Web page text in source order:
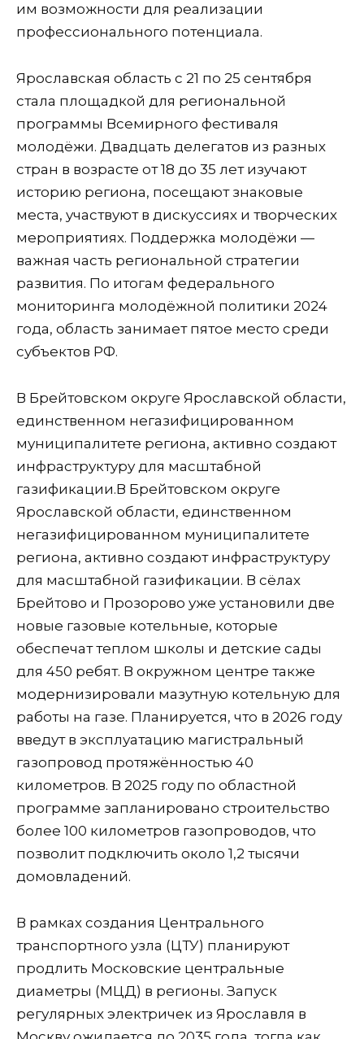
им возможности для реализации
профессионального потенциала.
Ярославская область с 21 по 25 сентября
стала площадкой для региональной
программы Всемирного фестиваля
молодёжи. Двадцать делегатов из разных
стран в возрасте от 18 до 35 лет изучают
историю региона, посещают знаковые
места, участвуют в дискуссиях и творческих
мероприятиях. Поддержка молодёжи —
важная часть региональной стратегии
развития. По итогам федерального
мониторинга молодёжной политики 2024
года, область занимает пятое место среди
субъектов РФ.
В Брейтовском округе Ярославской области,
единственном негазифицированном
муниципалитете региона, активно создают
инфраструктуру для масштабной
газификации.В Брейтовском округе
Ярославской области, единственном
негазифицированном муниципалитете
региона, активно создают инфраструктуру
для масштабной газификации. В сёлах
Брейтово и Прозорово уже установили две
новые газовые котельные, которые
обеспечат теплом школы и детские сады
для 450 ребят. В окружном центре также
модернизировали мазутную котельную для
работы на газе. Планируется, что в 2026 году
введут в эксплуатацию магистральный
газопровод протяжённостью 40
километров. В 2025 году по областной
программе запланировано строительство
более 100 километров газопроводов, что
позволит подключить около 1,2 тысячи
домовладений.
В рамках создания Центрального
транспортного узла (ЦТУ) планируют
продлить Московские центральные
диаметры (МЦД) в регионы. Запуск
регулярных электричек из Ярославля в